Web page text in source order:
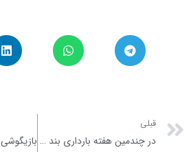
قبلی
در چندمین هفته بارداری بند ناف تشکیل می شود؟